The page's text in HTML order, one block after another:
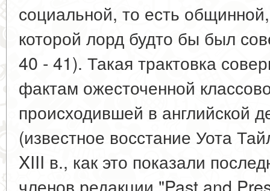
социальной, то есть
которой лорд будто бы был
40 - 41). Такая трактовка
фактам ожесточенной
происходившей в английской
(известное восстание Уота
XIII в., как это показали
членов редакции "Past and